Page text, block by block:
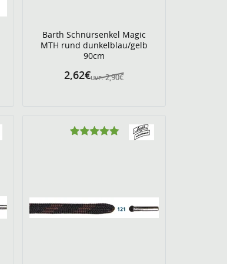
Barth Schnürsenkel Magic
MTH rund dunkelblau/gelb
90cm
UVP: 2,90€
2,62€